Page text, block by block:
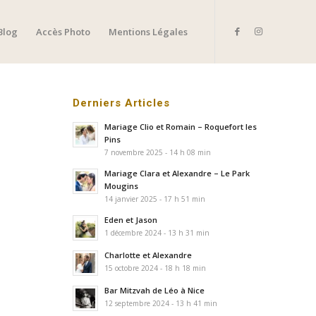
Accès Photo Mentions Légales
Derniers Articles
Mariage Clio et Romain – Roquefort les
Pins
7 novembre 2025 - 14 h 08 min
Mariage Clara et Alexandre – Le Park
Mougins
14 janvier 2025 - 17 h 51 min
Eden et Jason
1 décembre 2024 - 13 h 31 min
Charlotte et Alexandre
15 octobre 2024 - 18 h 18 min
Bar Mitzvah de Léo à Nice
12 septembre 2024 - 13 h 41 min